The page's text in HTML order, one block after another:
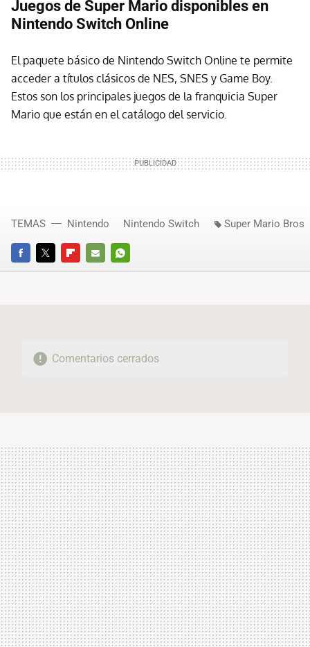
Juegos de Super Mario disponibles en
Nintendo Switch Online
El paquete básico de Nintendo Switch Online te permite
acceder a títulos clásicos de NES, SNES y Game Boy.
Estos son los principales juegos de la franquicia Super
Mario que están en el catálogo del servicio.
FACEBOOKTWITTERFLIPBOARD
E-
WHATSAPP
TEMAS Nintendo Nintendo Switch Super Mario Bros
Comentarios cerrados